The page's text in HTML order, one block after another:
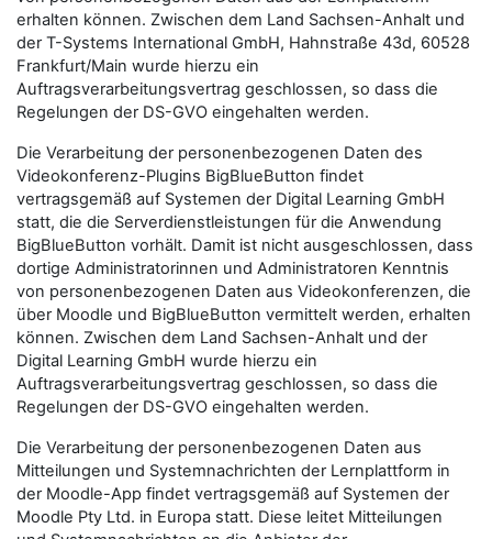
erhalten können. Zwischen dem Land Sachsen-Anhalt und
der T-Systems International GmbH, Hahnstraße 43d, 60528
Frankfurt/Main wurde hierzu ein
Auftragsverarbeitungsvertrag geschlossen, so dass die
Regelungen der DS-GVO eingehalten werden.
Die Verarbeitung der personenbezogenen Daten des
Videokonferenz-Plugins BigBlueButton findet
vertragsgemäß auf Systemen der Digital Learning GmbH
statt, die die Serverdienstleistungen für die Anwendung
BigBlueButton vorhält. Damit ist nicht ausgeschlossen, dass
dortige Administratorinnen und Administratoren Kenntnis
von personenbezogenen Daten aus Videokonferenzen, die
über Moodle und BigBlueButton vermittelt werden, erhalten
können. Zwischen dem Land Sachsen-Anhalt und der
Digital Learning GmbH wurde hierzu ein
Auftragsverarbeitungsvertrag geschlossen, so dass die
Regelungen der DS-GVO eingehalten werden.
Die Verarbeitung der personenbezogenen Daten aus
Mitteilungen und Systemnachrichten der Lernplattform in
der Moodle-App findet vertragsgemäß auf Systemen der
Moodle Pty Ltd. in Europa statt. Diese leitet Mitteilungen